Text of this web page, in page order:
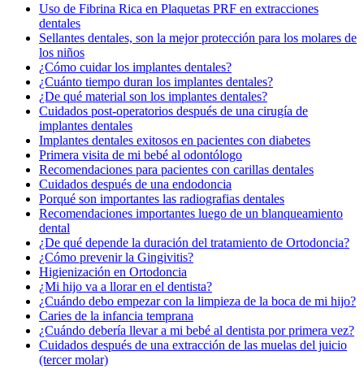
Uso de Fibrina Rica en Plaquetas PRF en extracciones
dentales
Sellantes dentales, son la mejor protección para los molares de
los niños
¿Cómo cuidar los implantes dentales?
¿Cuánto tiempo duran los implantes dentales?
¿De qué material son los implantes dentales?
Cuidados post-operatorios después de una cirugía de
implantes dentales
Implantes dentales exitosos en pacientes con diabetes
Primera visita de mi bebé al odontólogo
Recomendaciones para pacientes con carillas dentales
Cuidados después de una endodoncia
Porqué son importantes las radiografias dentales
Recomendaciones importantes luego de un blanqueamiento
dental
¿De qué depende la duración del tratamiento de Ortodoncia?
¿Cómo prevenir la Gingivitis?
Higienización en Ortodoncia
¿Mi hijo va a llorar en el dentista?
¿Cuándo debo empezar con la limpieza de la boca de mi hijo?
Caries de la infancia temprana
¿Cuándo debería llevar a mi bebé al dentista por primera vez?
Cuidados después de una extracción de las muelas del juicio
(tercer molar)